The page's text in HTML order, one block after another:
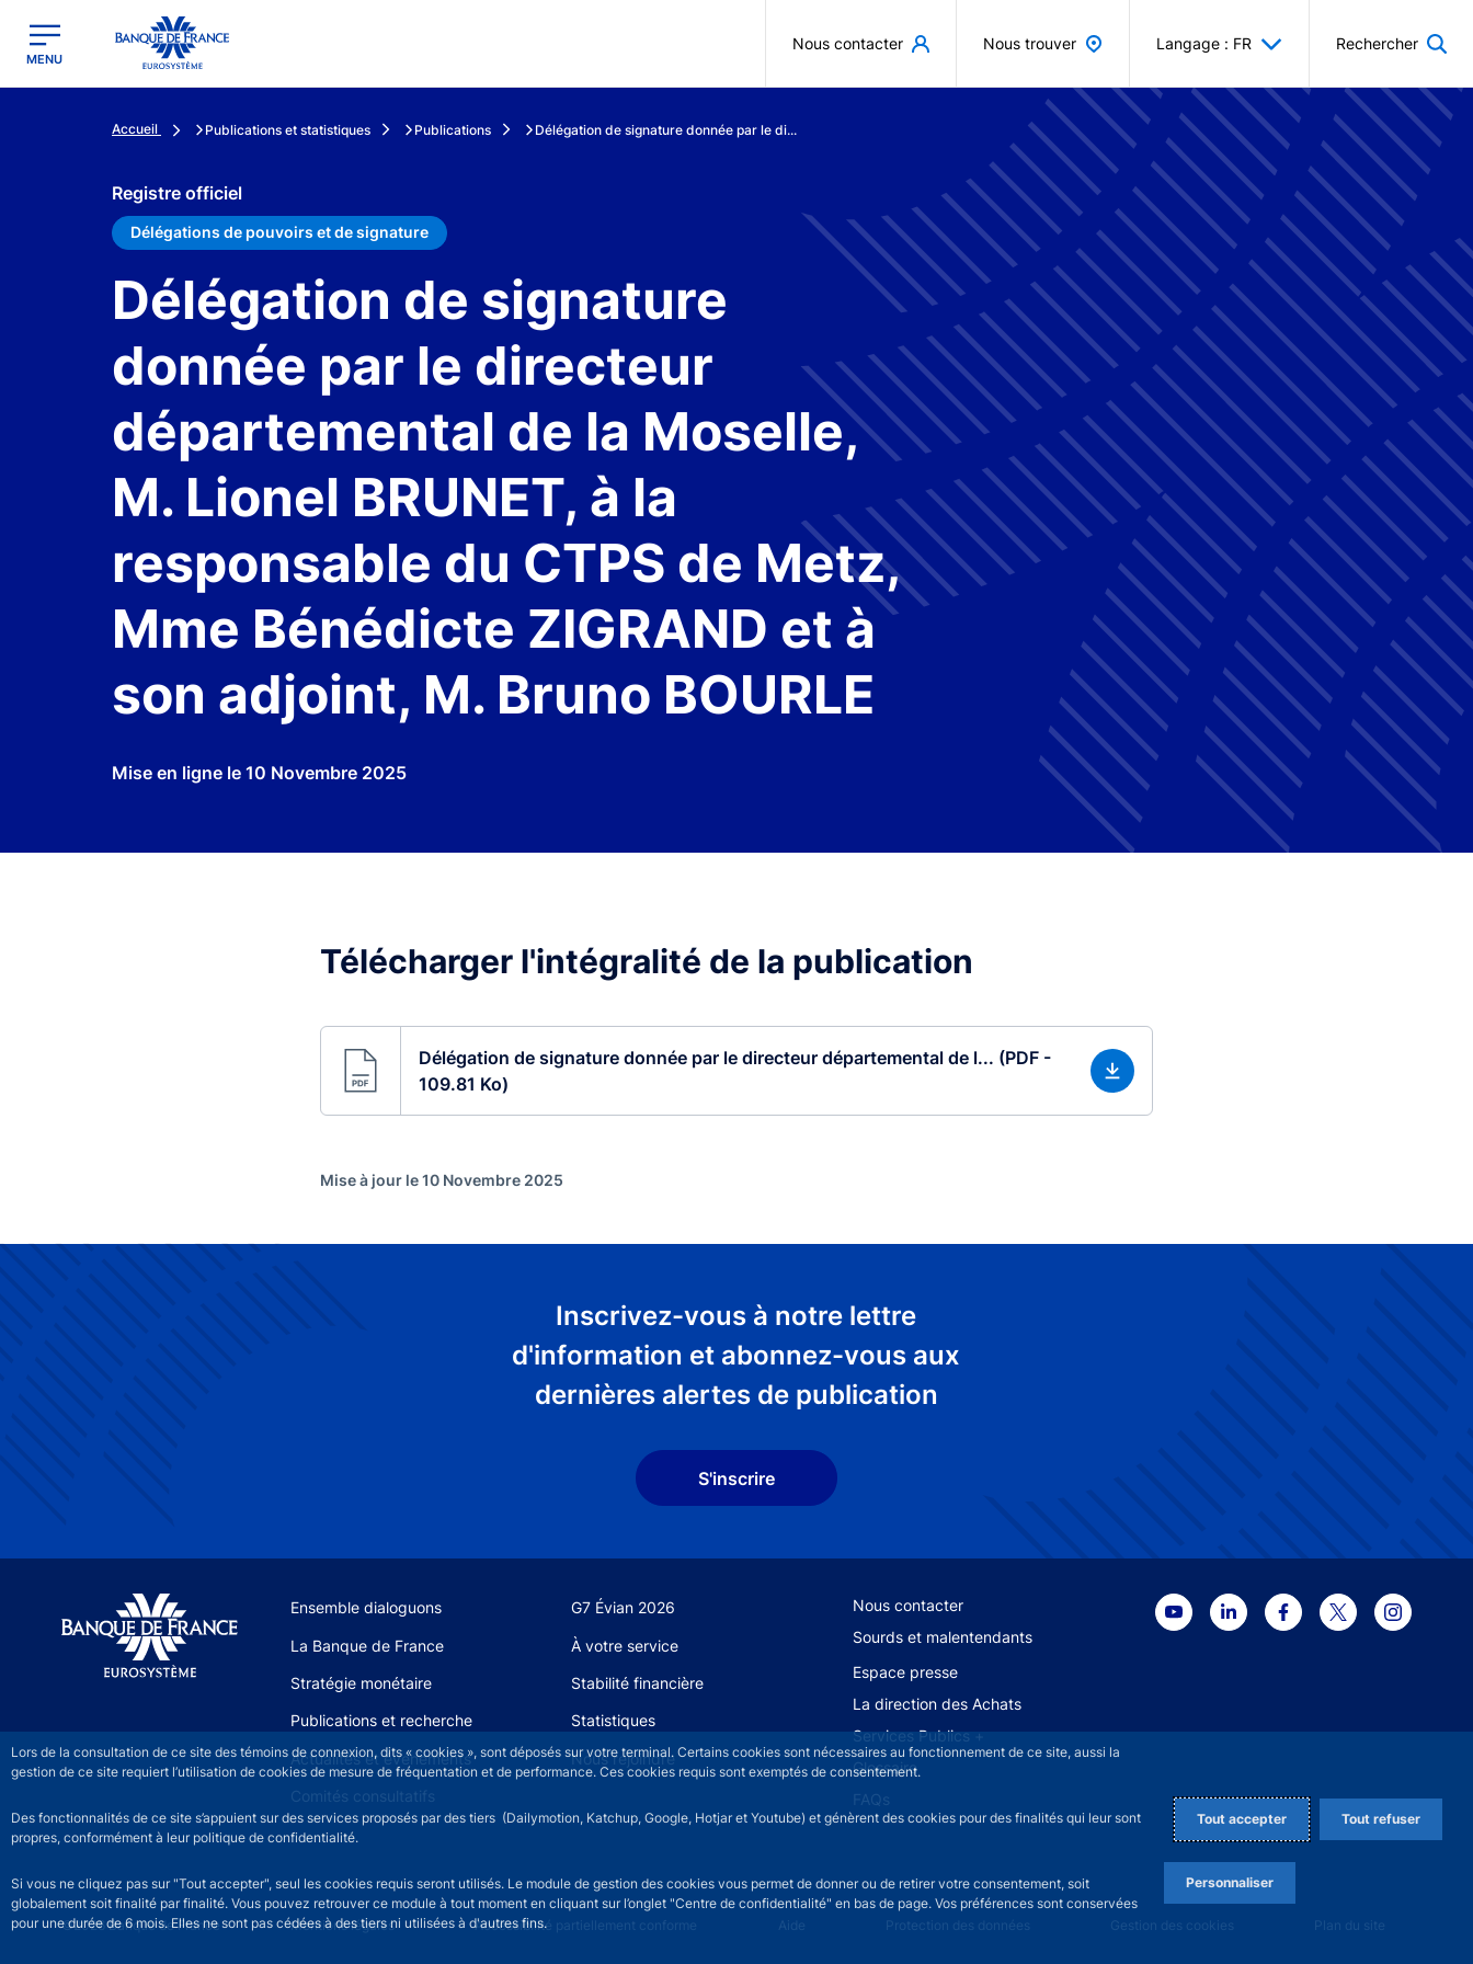
Lors de la consultation de ce site des témoins de connexion, dits « cookies », sont déposés sur votre terminal. Certains cookies sont nécessaires au fonctionnement de ce site, aussi la
gestion de ce site requiert l’utilisation de cookies de mesure de fréquentation et de performance. Ces cookies requis sont exemptés de consentement.
Des fonctionnalités de ce site s’appuient sur des services proposés par des tiers (Dailymotion, Katchup, Google, Hotjar et Youtube) et génèrent des cookies pour des finalités qui leur sont
propres, conformément à leur politique de confidentialité.
Si vous ne cliquez pas sur "Tout accepter", seul les cookies requis seront utilisés. Le module de gestion des cookies vous permet de donner ou de retirer votre consentement, soit
globalement soit finalité par finalité. Vous pouvez retrouver ce module à tout moment en cliquant sur l’onglet "Centre de confidentialité" en bas de page. Vos préférences sont conservées
pour une durée de 6 mois. Elles ne sont pas cédées à des tiers ni utilisées à d'autres fins.
Tout accepter Tout refuser
Personnaliser
Banque de France - Menu Principal
MENU
Nous contacter Nous trouver Langage : FR Rechercher
Accueil Publications et statistiques Publications Délégation de signature donnée par le di...
Registre officiel
Délégations de pouvoirs et de signature
Délégation de signature
donnée par le directeur
départemental de la Moselle,
M. Lionel BRUNET, à la
responsable du CTPS de Metz,
Mme Bénédicte ZIGRAND et à
son adjoint, M. Bruno BOURLE
Mise en ligne le 10 Novembre 2025
Télécharger l'intégralité de la publication
Délégation de signature donnée par le directeur départemental de l... (PDF -
109.81 Ko)
Mise à jour le 10 Novembre 2025
Inscrivez-vous à notre lettre
d'information et abonnez-vous aux
dernières alertes de publication
S'inscrire
Site navigation
Ensemble dialoguons G7 Évian 2026
La Banque de France À votre service
Stratégie monétaire Stabilité financière
Publications et recherche Statistiques
Actualités et événements Nous rejoindre
Comités consultatifs
Footer secondary menu
Nous contacter
Sourds et malentendants
Espace presse
La direction des Achats
Services Publics +
Glossaire
FAQs
©2026 Banque de France Footer legal notice menu
Mentions légales Accessibilité partiellement conforme Aide Protection des données Gestion des cookies Plan du site